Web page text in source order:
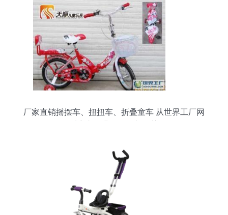
厂家直销摇摆车、扭扭车、折叠童车 从世界工厂网